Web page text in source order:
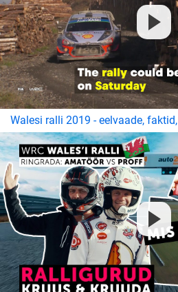
Walesi ralli 2019 - eelvaade, faktid,